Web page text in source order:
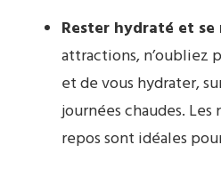
Rester hydraté et se
attractions, n’oubliez
et de vous hydrater,
journées chaudes.
repos sont idéales